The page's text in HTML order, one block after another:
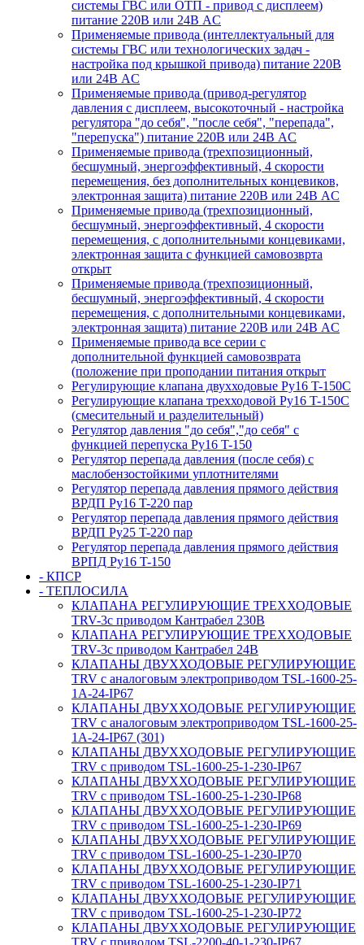
системы ГВС или ОТП - привод с дисплеем)
питание 220В или 24В AC
Применяемые привода (интеллектуальный для
системы ГВС или технологических задач -
настройка под крышкой привода) питание 220В
или 24В AC
Применяемые привода (привод-регулятор
давления с дисплеем, высокоточный - настройка
регулятора "до себя", "после себя", "перепада",
"перепуска") питание 220В или 24В AC
Применяемые привода (трехпозиционный,
бесшумный, энергоэффективный, 4 скорости
перемещения, без дополнительных концевиков,
электронная защита) питание 220В или 24В AC
Применяемые привода (трехпозиционный,
бесшумный, энергоэффективный, 4 скорости
перемещения, с дополнительными концевиками,
электронная защита с функцией самовозврта
открыт
Применяемые привода (трехпозиционный,
бесшумный, энергоэффективный, 4 скорости
перемещения, с дополнительными концевиками,
электронная защита) питание 220В или 24В AC
Применяемые привода все серии с
дополнительной функцией самовозврата
(положение при проподании питания открыт
Регулирующие клапана двухходовые Ру16 T-150С
Регулирующие клапана трехходовой Ру16 T-150С
(смесительный и разделительный)
Регулятор давления "до себя","до себя" с
функцией перепуска Ру16 T-150
Регулятор перепада давления (после себя) c
маслобензостойкими уплотнителями
Регулятор перепада давления прямого действия
ВРДП Ру16 T-220 пар
Регулятор перепада давления прямого действия
ВРДП Ру25 T-220 пар
Регулятор перепада давления прямого действия
ВРПД Ру16 T-150
- КПСР
- ТЕПЛОСИЛА
КЛАПАНА РЕГУЛИРУЮЩИЕ ТРЕХХОДОВЫЕ
TRV-3с приводом Кантрабел 230B
КЛАПАНА РЕГУЛИРУЮЩИЕ ТРЕХХОДОВЫЕ
TRV-3с приводом Кантрабел 24B
КЛАПАНЫ ДВУХХОДОВЫЕ РЕГУЛИРУЮЩИЕ
TRV с аналоговым электроприводом TSL-1600-25-
1А-24-IP67
КЛАПАНЫ ДВУХХОДОВЫЕ РЕГУЛИРУЮЩИЕ
TRV с аналоговым электроприводом TSL-1600-25-
1А-24-IP67 (301)
КЛАПАНЫ ДВУХХОДОВЫЕ РЕГУЛИРУЮЩИЕ
TRV с приводом TSL-1600-25-1-230-IP67
КЛАПАНЫ ДВУХХОДОВЫЕ РЕГУЛИРУЮЩИЕ
TRV с приводом TSL-1600-25-1-230-IP68
КЛАПАНЫ ДВУХХОДОВЫЕ РЕГУЛИРУЮЩИЕ
TRV с приводом TSL-1600-25-1-230-IP69
КЛАПАНЫ ДВУХХОДОВЫЕ РЕГУЛИРУЮЩИЕ
TRV с приводом TSL-1600-25-1-230-IP70
КЛАПАНЫ ДВУХХОДОВЫЕ РЕГУЛИРУЮЩИЕ
TRV с приводом TSL-1600-25-1-230-IP71
КЛАПАНЫ ДВУХХОДОВЫЕ РЕГУЛИРУЮЩИЕ
TRV с приводом TSL-1600-25-1-230-IP72
КЛАПАНЫ ДВУХХОДОВЫЕ РЕГУЛИРУЮЩИЕ
TRV с приводом TSL-2200-40-1-230-IP67